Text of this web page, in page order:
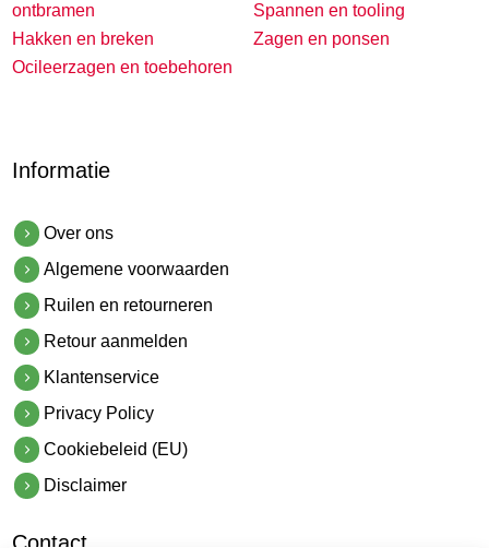
ontbramen
Hakken en breken
Ocileerzagen en toebehoren
Spannen en tooling
Zagen en ponsen
Informatie
Over ons
Algemene voorwaarden
Ruilen en retourneren
Retour aanmelden
Klantenservice
Privacy Policy
Cookiebeleid (EU)
Disclaimer
Contact